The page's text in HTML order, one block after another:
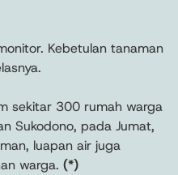
Kebetulan tanaman
sekitar 300 rumah warga
Sukodono, pada Jumat,
luapan air juga
warga. (*)